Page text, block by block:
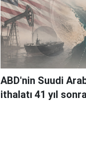
ABD'nin Suudi
ithalatı 41 yıl